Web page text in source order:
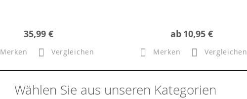
35,99 €
Merken Vergleichen
ab 10,95 €
Merken Vergleichen
Wählen Sie aus unseren Kategorien